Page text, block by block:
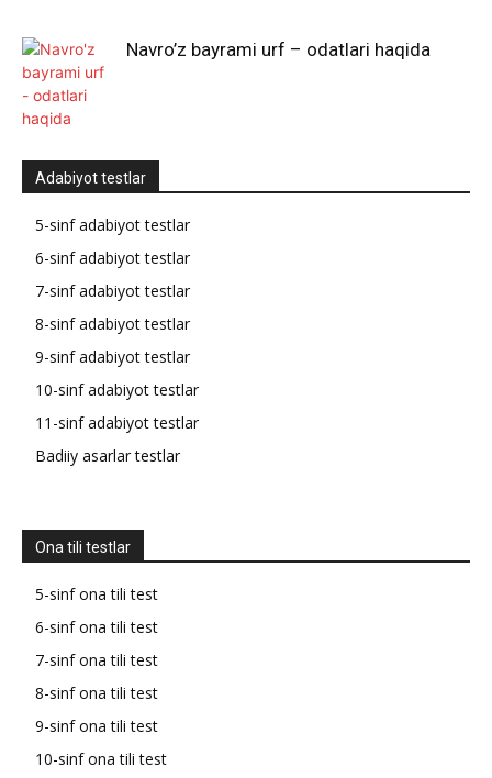
Navro’z bayrami urf – odatlari haqida
Adabiyot testlar
5-sinf adabiyot testlar
6-sinf adabiyot testlar
7-sinf adabiyot testlar
8-sinf adabiyot testlar
9-sinf adabiyot testlar
10-sinf adabiyot testlar
11-sinf adabiyot testlar
Badiiy asarlar testlar
Ona tili testlar
5-sinf ona tili test
6-sinf ona tili test
7-sinf ona tili test
8-sinf ona tili test
9-sinf ona tili test
10-sinf ona tili test